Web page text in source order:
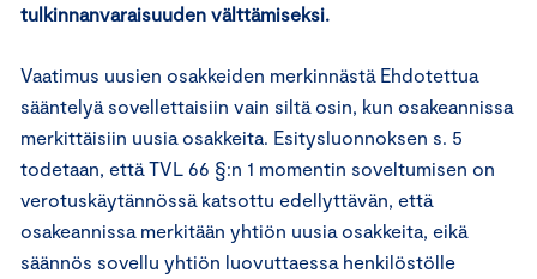
tulkinnanvaraisuuden välttämiseksi.
Vaatimus uusien osakkeiden merkinnästä Ehdotettua
sääntelyä sovellettaisiin vain siltä osin, kun osakeannissa
merkittäisiin uusia osakkeita. Esitysluonnoksen s. 5
todetaan, että TVL 66 §:n 1 momentin soveltumisen on
verotuskäytännössä katsottu edellyttävän, että
osakeannissa merkitään yhtiön uusia osakkeita, eikä
säännös sovellu yhtiön luovuttaessa henkilöstölle